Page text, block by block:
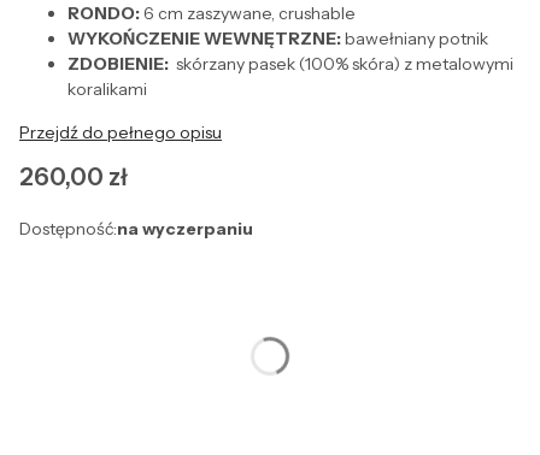
RONDO:6 cm zaszywane, crushable
WYKOŃCZENIE WEWNĘTRZNE:bawełniany potnik
ZDOBIENIE: skórzany pasek (100% skóra) z metalowymi
koralikami
Przejdź do pełnego opisu
Cena
260,00 zł
Dostępność:na wyczerpaniu